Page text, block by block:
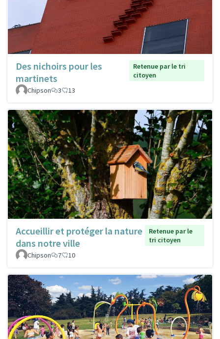
Des nichoirs pour les
martinets
Retenue par le tri
citoyen
Chipson
3 13
Accueillir et protéger la nature
dans notre ville
Retenue par le
tri citoyen
Chipson
7 10